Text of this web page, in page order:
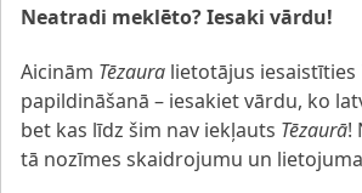
Neatradi meklēto? Iesaki vārdu!
Aicinām Tēzaura lietotājus iesaistīties
papildināšanā – iesakiet vārdu, ko
bet kas līdz šim nav iekļauts Tēzaurā!
tā nozīmes skaidrojumu un